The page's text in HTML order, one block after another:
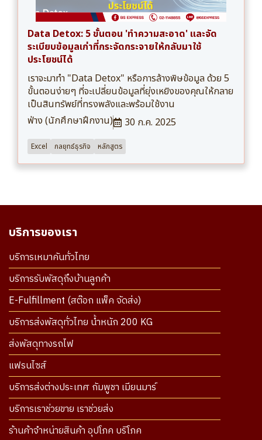
Data Detox: 5 ขั้นตอน 'ทำความสะอาด' และจัด
ระเบียบข้อมูลเก่าที่กระจัดกระจายให้กลับมาใช้
ประโยชน์ได้
เราจะมาทำ "Data Detox" หรือการล้างพิษข้อมูล ด้วย 5
ขั้นตอนง่ายๆ ที่จะเปลี่ยนข้อมูลที่ยุ่งเหยิงของคุณให้กลาย
เป็นสินทรัพย์ที่ทรงพลังและพร้อมใช้งาน
ฟ่าง (นักศึกษาฝึกงาน)
30 ก.ค. 2025
Excel กลยุทธ์ธุรกิจ หลักสูตร
บริการของเรา
บริการเหมาคันทั่วไทย
บริการรับพัสดุถึงบ้านลูกค้า
E-Fulfillment (สต๊อก แพ็ค จัดส่ง)
บริการส่งพัสดุทั่วไทย น้ำหนัก 200 KG
ส่งพัสดุทางรถไฟ
แฟรนไซส์
บริการส่งต่างประเทศ กัมพูชา เมียนมาร์
บริการเราช่วยขาย เราช่วยส่ง
ร้านค้าจำหน่ายสินค้า อุปโภค บริโภค